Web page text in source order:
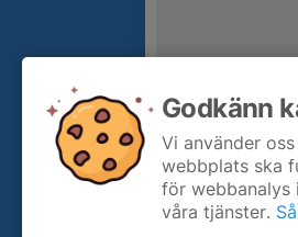
Godkänn
Vi använder
webbplats ska
för
våra tjänster.